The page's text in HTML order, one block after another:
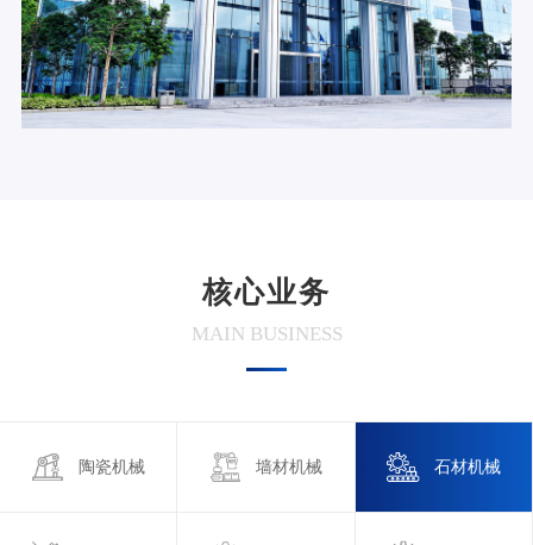
核心业务
MAIN BUSINESS
陶瓷机械 墙材机械 石材机械